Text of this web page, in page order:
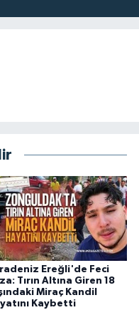
Ereğli'de Feci
Tırın Altına Giren 18
Miraç Kandil
Kaybetti